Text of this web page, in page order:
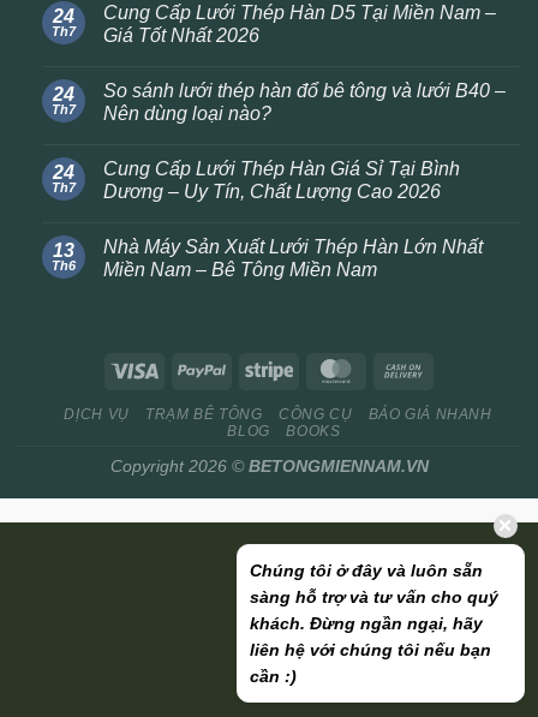
24
Th7
Cung Cấp Lưới Thép Hàn D5 Tại Miền Nam –
Giá Tốt Nhất 2026
24
Th7
So sánh lưới thép hàn đổ bê tông và lưới B40 –
Nên dùng loại nào?
24
Th7
Cung Cấp Lưới Thép Hàn Giá Sỉ Tại Bình
Dương – Uy Tín, Chất Lượng Cao 2026
13
Th6
Nhà Máy Sản Xuất Lưới Thép Hàn Lớn Nhất
Miền Nam – Bê Tông Miền Nam
DỊCH VỤ TRẠM BÊ TÔNG CÔNG CỤ
BÁO GIÁ NHANH
BLOG
BOOKS
Copyright 2026 ©BETONGMIENNAM.VN
Chúng tôi ở đây và luôn sẵn
sàng hỗ trợ và tư vấn cho quý
khách. Đừng ngần ngại, hãy
liên hệ với chúng tôi nếu bạn
cần :)